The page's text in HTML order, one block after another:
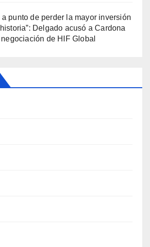
a punto de perder la mayor inversión
Delgado acusó a Cardona
negociación de HIF Global